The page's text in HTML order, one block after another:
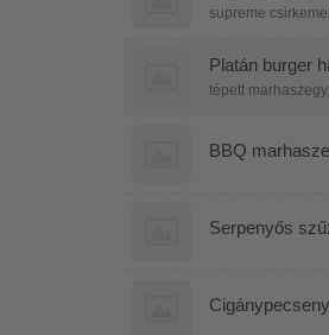
supreme
steakburgonya,
mártás
Platán burger
tépett
BBQ
Serpenyős